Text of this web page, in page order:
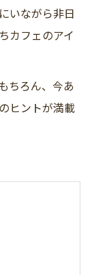
いながら非日
カフェのアイ
ちろん、今あ
ヒントが満載